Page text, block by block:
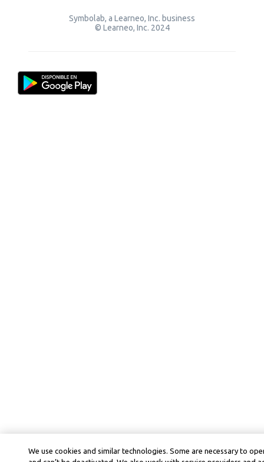
Symbolab, a Learneo, Inc. business
© Learneo, Inc. 2024
We use cookies and similar technologies. Some are necessary to